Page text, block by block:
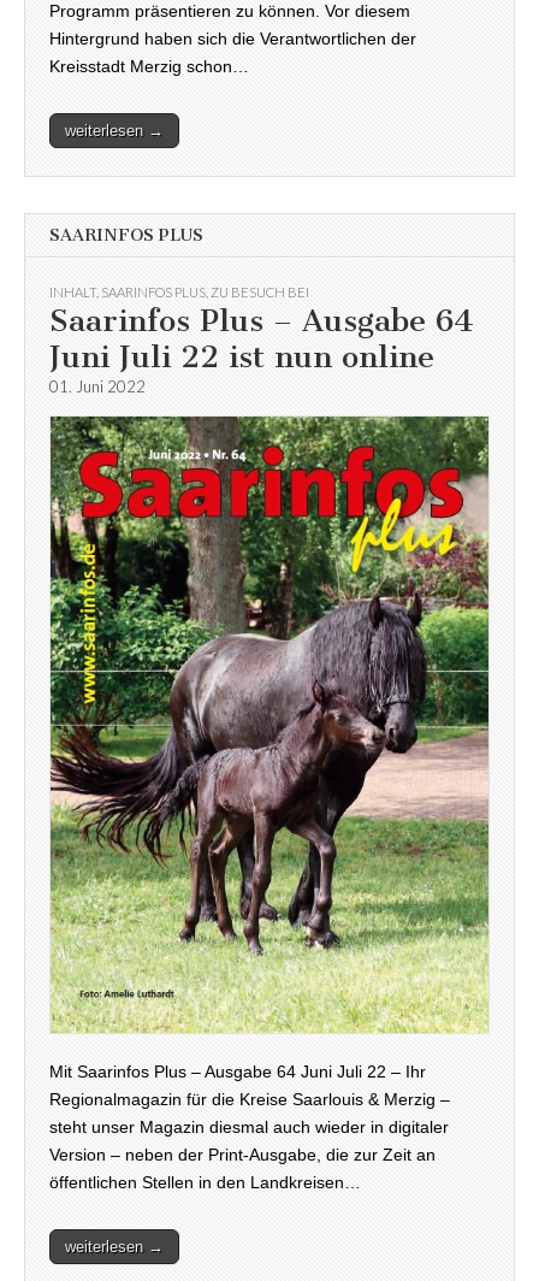
Programm präsentieren zu können. Vor diesem
Hintergrund haben sich die Verantwortlichen der
Kreisstadt Merzig schon…
weiterlesen →
SAARINFOS PLUS
INHALT, SAARINFOS PLUS ZU BESUCH BEI
Saarinfos Plus – Ausgabe 64
Juni Juli 22 ist nun online
01. Juni 2022
Mit Saarinfos Plus – Ausgabe 64 Juni Juli 22 – Ihr
Regionalmagazin für die Kreise Saarlouis & Merzig –
steht unser Magazin diesmal auch wieder in digitaler
Version – neben der Print-Ausgabe, die zur Zeit an
öffentlichen Stellen in den Landkreisen…
weiterlesen →